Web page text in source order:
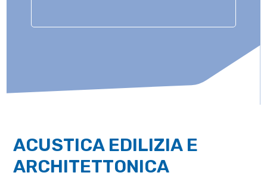
ACUSTICA EDILIZIA E
ARCHITETTONICA